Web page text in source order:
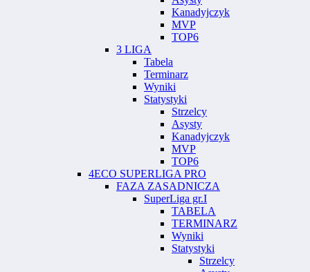
Kanadyjczyk
MVP
TOP6
3 LIGA
Tabela
Terminarz
Wyniki
Statystyki
Strzelcy
Asysty
Kanadyjczyk
MVP
TOP6
4ECO SUPERLIGA PRO
FAZA ZASADNICZA
SuperLiga gr.I
TABELA
TERMINARZ
Wyniki
Statystyki
Strzelcy